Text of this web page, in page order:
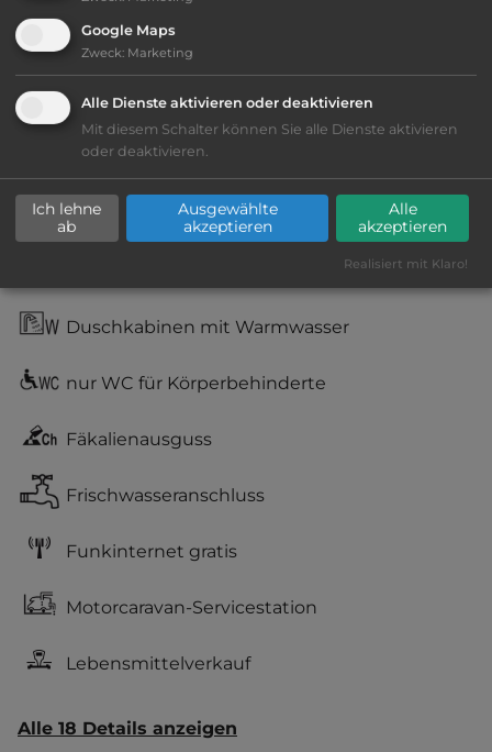
Geräuschkulisse: überwiegend ruhig
Grasgelände, Wiese
Stromanschluss
WC
Duschkabinen mit Warmwasser
nur WC für Körperbehinderte
Fäkalienausguss
Frischwasseranschluss
Funkinternet gratis
Motorcaravan-Servicestation
Lebensmittelverkauf
Alle 18 Details anzeigen
Google Maps
Zweck: Marketing
Alle Dienste aktivieren oder deaktivieren
Mit diesem Schalter können Sie alle Dienste aktivieren
oder deaktivieren.
Ich lehne
ab
Ausgewählte
akzeptieren
Alle
akzeptieren
Realisiert mit Klaro!